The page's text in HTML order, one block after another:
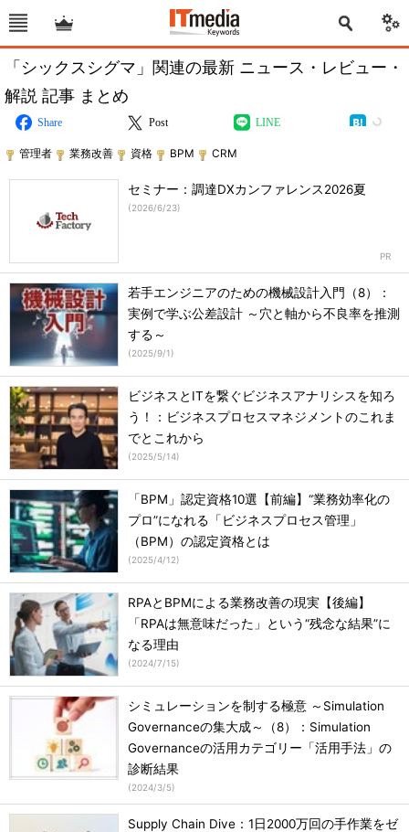
「シックスシグマ」関連の最新 ニュース・レビュー・
解説 記事 まとめ
Share Post LINE
管理者 業務改善 資格 BPM CRM
セミナー：調達DXカンファレンス2026夏
(2026/6/23)
若手エンジニアのための機械設計入門（8）：
実例で学ぶ公差設計 ～穴と軸から不良率を推測
する～
(2025/9/1)
ビジネスとITを繋ぐビジネスアナリシスを知ろ
う！：ビジネスプロセスマネジメントのこれま
でとこれから
(2025/5/14)
「BPM」認定資格10選【前編】“業務効率化の
プロ”になれる「ビジネスプロセス管理」
（BPM）の認定資格とは
(2025/4/12)
RPAとBPMによる業務改善の現実【後編】
「RPAは無意味だった」という“残念な結果”に
なる理由
(2024/7/15)
シミュレーションを制する極意 ～Simulation
Governanceの集大成～（8）：Simulation
Governanceの活用カテゴリー「活用手法」の
診断結果
(2024/3/5)
Supply Chain Dive：1日2000万回の手作業をゼ